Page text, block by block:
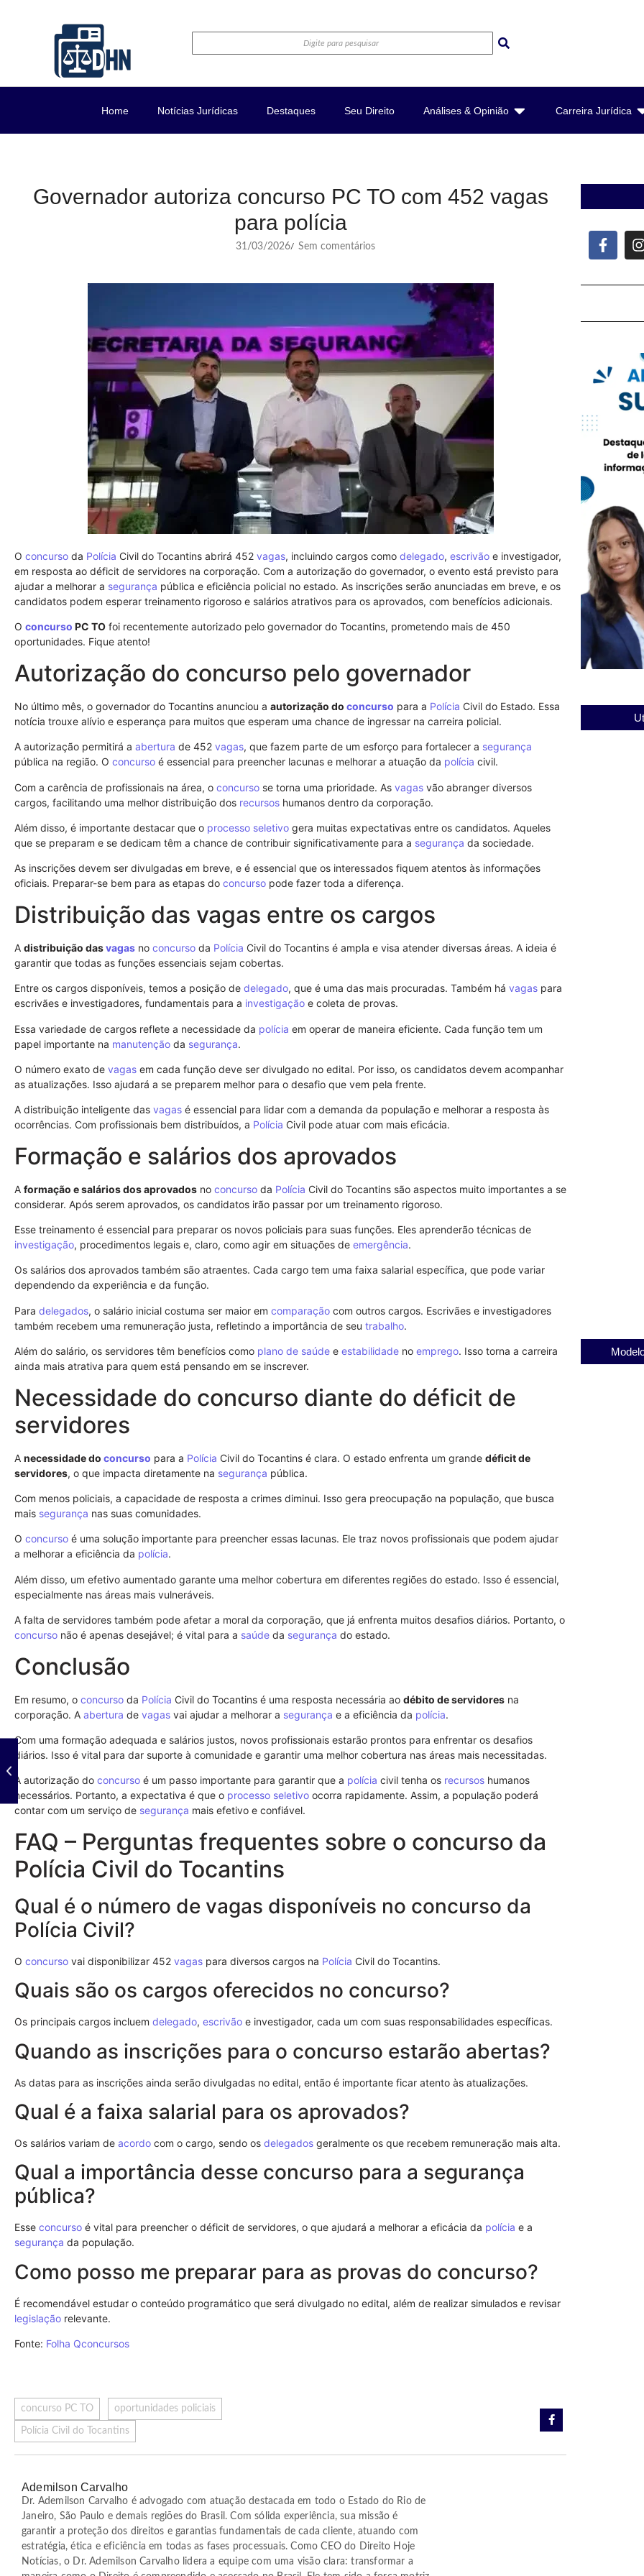
Home Notícias Jurídicas Destaques Seu Direito Análises & Opinião Carreira Jurídica
Governador autoriza concurso PC TO com 452 vagas
para polícia
31/03/2026/ Sem comentários
O concurso da Polícia Civil do Tocantins abrirá 452 vagas, incluindo cargos como delegado, escrivão e investigador,
em resposta ao déficit de servidores na corporação. Com a autorização do governador, o evento está previsto para
ajudar a melhorar a segurança pública e eficiência policial no estado. As inscrições serão anunciadas em breve, e os
candidatos podem esperar treinamento rigoroso e salários atrativos para os aprovados, com benefícios adicionais.
O concurso PC TO foi recentemente autorizado pelo governador do Tocantins, prometendo mais de 450
oportunidades. Fique atento!
Autorização do concurso pelo governador
No último mês, o governador do Tocantins anunciou a autorização do concurso para a Polícia Civil do Estado. Essa
notícia trouxe alívio e esperança para muitos que esperam uma chance de ingressar na carreira policial.
A autorização permitirá a abertura de 452 vagas, que fazem parte de um esforço para fortalecer a segurança
pública na região. O concurso é essencial para preencher lacunas e melhorar a atuação da polícia civil.
Com a carência de profissionais na área, o concurso se torna uma prioridade. As vagas vão abranger diversos
cargos, facilitando uma melhor distribuição dos recursos humanos dentro da corporação.
Além disso, é importante destacar que o processo seletivo gera muitas expectativas entre os candidatos. Aqueles
que se preparam e se dedicam têm a chance de contribuir significativamente para a segurança da sociedade.
As inscrições devem ser divulgadas em breve, e é essencial que os interessados fiquem atentos às informações
oficiais. Preparar-se bem para as etapas do concurso pode fazer toda a diferença.
Distribuição das vagas entre os cargos
A distribuição dasvagas no concurso da Polícia Civil do Tocantins é ampla e visa atender diversas áreas. A ideia é
garantir que todas as funções essenciais sejam cobertas.
Entre os cargos disponíveis, temos a posição de delegado, que é uma das mais procuradas. Também há vagas para
escrivães e investigadores, fundamentais para a investigação e coleta de provas.
Essa variedade de cargos reflete a necessidade da polícia em operar de maneira eficiente. Cada função tem um
papel importante na manutenção da segurança.
O número exato de vagas em cada função deve ser divulgado no edital. Por isso, os candidatos devem acompanhar
as atualizações. Isso ajudará a se preparem melhor para o desafio que vem pela frente.
A distribuição inteligente das vagas é essencial para lidar com a demanda da população e melhorar a resposta às
ocorrências. Com profissionais bem distribuídos, a Polícia Civil pode atuar com mais eficácia.
Formação e salários dos aprovados
A formação e salários dos aprovados no concurso da Polícia Civil do Tocantins são aspectos muito importantes a se
considerar. Após serem aprovados, os candidatos irão passar por um treinamento rigoroso.
Esse treinamento é essencial para preparar os novos policiais para suas funções. Eles aprenderão técnicas de
investigação, procedimentos legais e, claro, como agir em situações de emergência.
Os salários dos aprovados também são atraentes. Cada cargo tem uma faixa salarial específica, que pode variar
dependendo da experiência e da função.
Para delegados, o salário inicial costuma ser maior em comparação com outros cargos. Escrivães e investigadores
também recebem uma remuneração justa, refletindo a importância de seu trabalho.
Além do salário, os servidores têm benefícios como plano de saúde e estabilidade no emprego. Isso torna a carreira
ainda mais atrativa para quem está pensando em se inscrever.
Necessidade do concurso diante do déficit de
servidores
A necessidade do concurso para a Polícia Civil do Tocantins é clara. O estado enfrenta um grande déficit de
servidores, o que impacta diretamente na segurança pública.
Com menos policiais, a capacidade de resposta a crimes diminui. Isso gera preocupação na população, que busca
mais segurança nas suas comunidades.
O concurso é uma solução importante para preencher essas lacunas. Ele traz novos profissionais que podem ajudar
a melhorar a eficiência da polícia.
Além disso, um efetivo aumentado garante uma melhor cobertura em diferentes regiões do estado. Isso é essencial,
especialmente nas áreas mais vulneráveis.
A falta de servidores também pode afetar a moral da corporação, que já enfrenta muitos desafios diários. Portanto, o
concurso não é apenas desejável; é vital para a saúde da segurança do estado.
Conclusão
Em resumo, o concurso da Polícia Civil do Tocantins é uma resposta necessária ao débito de servidores na
corporação. A abertura de vagas vai ajudar a melhorar a segurança e a eficiência da polícia.
Com uma formação adequada e salários justos, novos profissionais estarão prontos para enfrentar os desafios
diários. Isso é vital para dar suporte à comunidade e garantir uma melhor cobertura nas áreas mais necessitadas.
A autorização do concurso é um passo importante para garantir que a polícia civil tenha os recursos humanos
necessários. Portanto, a expectativa é que o processo seletivo ocorra rapidamente. Assim, a população poderá
contar com um serviço de segurança mais efetivo e confiável.
FAQ – Perguntas frequentes sobre o concurso da
Polícia Civil do Tocantins
Qual é o número de vagas disponíveis no concurso da
Polícia Civil?
O concurso vai disponibilizar 452 vagas para diversos cargos na Polícia Civil do Tocantins.
Quais são os cargos oferecidos no concurso?
Os principais cargos incluem delegado, escrivão e investigador, cada um com suas responsabilidades específicas.
Quando as inscrições para o concurso estarão abertas?
As datas para as inscrições ainda serão divulgadas no edital, então é importante ficar atento às atualizações.
Qual é a faixa salarial para os aprovados?
Os salários variam de acordo com o cargo, sendo os delegados geralmente os que recebem remuneração mais alta.
Qual a importância desse concurso para a segurança
pública?
Esse concurso é vital para preencher o déficit de servidores, o que ajudará a melhorar a eficácia da polícia e a
segurança da população.
Como posso me preparar para as provas do concurso?
É recomendável estudar o conteúdo programático que será divulgado no edital, além de realizar simulados e revisar
legislação relevante.
Fonte: Folha Qconcursos
concurso PC TO oportunidades policiais
Polícia Civil do Tocantins
Ademilson Carvalho
Dr. Ademilson Carvalho é advogado com atuação destacada em todo o Estado do Rio de
Janeiro, São Paulo e demais regiões do Brasil. Com sólida experiência, sua missão é
garantir a proteção dos direitos e garantias fundamentais de cada cliente, atuando com
estratégia, ética e eficiência em todas as fases processuais. Como CEO do Direito Hoje
Notícias, o Dr. Ademilson Carvalho lidera a equipe com uma visão clara: transformar a